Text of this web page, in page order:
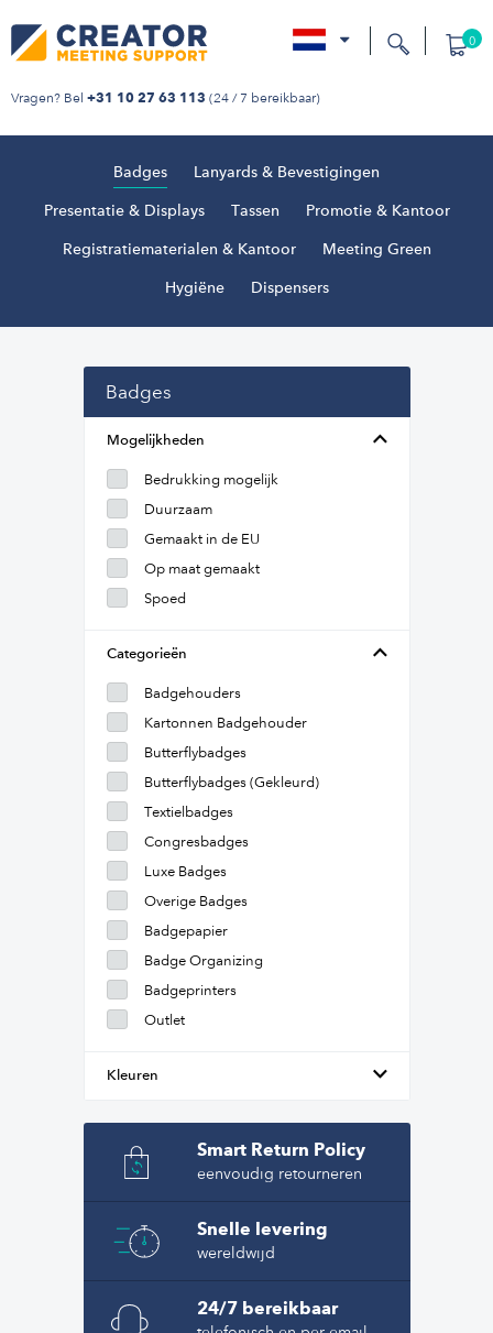
Vragen? Bel +31 10 27 63 113 (24 / 7 bereikbaar)
0
Badges Lanyards & Bevestigingen
Presentatie & Displays Tassen Promotie & Kantoor
Registratiematerialen & Kantoor Meeting Green
Hygiëne Dispensers
Badges
Mogelijkheden
Bedrukking mogelijk
Duurzaam
Gemaakt in de EU
Op maat gemaakt
Spoed
Categorieën
Badgehouders
Kartonnen Badgehouder
Butterflybadges
Butterflybadges (Gekleurd)
Textielbadges
Congresbadges
Luxe Badges
Overige Badges
Badgepapier
Badge Organizing
Badgeprinters
Outlet
Kleuren
Smart Return Policy
eenvoudig retourneren
Snelle levering
wereldwijd
24/7 bereikbaar